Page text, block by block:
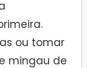
ou tomar
mingau de